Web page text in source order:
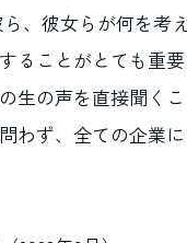
、彼女らが何を考
ることがとても重
生の声を直接聞く
わず、全ての企業